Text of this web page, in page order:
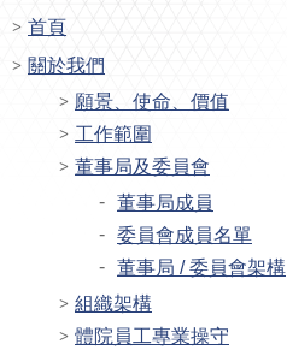
首頁
關於我們
願景、使命、價值
工作範圍
董事局及委員會
董事局成員
委員會成員名單
董事局 / 委員會架構
組織架構
體院員工專業操守